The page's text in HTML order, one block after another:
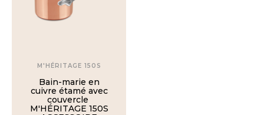
Porcelaine
Porcelaine
Cuivre /
Aluminium
M'HÉRITAGE 150S
Bain-marie en
cuivre étamé avec
couvercle
M'HÉRITAGE 150S